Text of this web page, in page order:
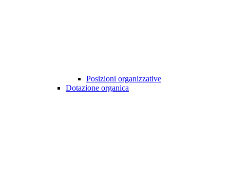
Posizioni organizzative
Dotazione organica